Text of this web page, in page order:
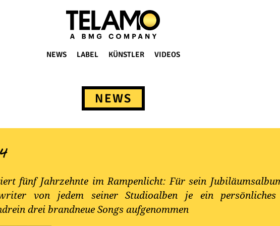
NEWS LABEL KÜNSTLER VIDEOS
NEWS
fünf Jahrzehnte im Rampenlicht: Für sein
von jedem seiner Studioalben je ein
drei brandneue Songs aufgenommen